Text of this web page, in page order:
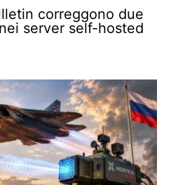
correggono due
server self-hosted